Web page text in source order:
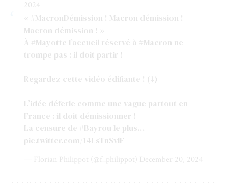
2024
« #MacronDémission ! Macron démission !
Macron démission ! »
À
#Mayotte l’accueil réservé à #Macron ne
trompe pas : il doit partir !
Regardez cette vidéo édifiante ! (⤵️)
L’idée déferle comme une vague partout en
France : il doit démissionner !
La censure de
#Bayrou le plus…
pic.twitter.com/14LsTnSvlF
— Florian Philippot (@f_philippot) December 20, 2024